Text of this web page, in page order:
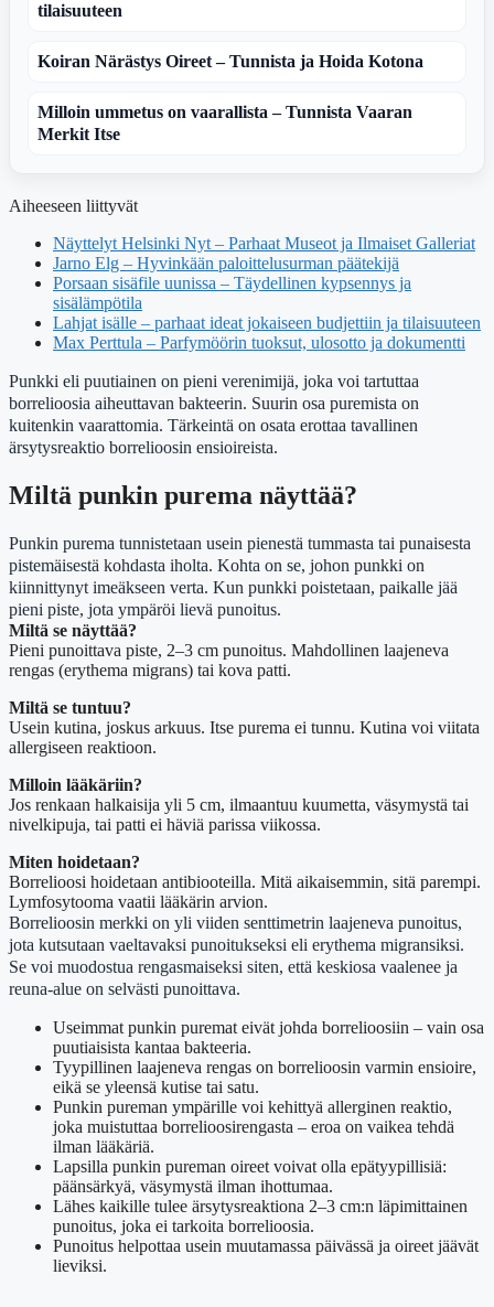
tilaisuuteen
Koiran Närästys Oireet – Tunnista ja Hoida Kotona
Milloin ummetus on vaarallista – Tunnista Vaaran
Merkit Itse
Aiheeseen liittyvät
Näyttelyt Helsinki Nyt – Parhaat Museot ja Ilmaiset Galleriat
Jarno Elg – Hyvinkään paloittelusurman päätekijä
Porsaan sisäfile uunissa – Täydellinen kypsennys ja
sisälämpötila
Lahjat isälle – parhaat ideat jokaiseen budjettiin ja tilaisuuteen
Max Perttula – Parfymöörin tuoksut, ulosotto ja dokumentti
Punkki eli puutiainen on pieni verenimijä, joka voi tartuttaa
borrelioosia aiheuttavan bakteerin. Suurin osa puremista on
kuitenkin vaarattomia. Tärkeintä on osata erottaa tavallinen
ärsytysreaktio borrelioosin ensioireista.
Miltä punkin purema näyttää?
Punkin purema tunnistetaan usein pienestä tummasta tai punaisesta
pistemäisestä kohdasta iholta. Kohta on se, johon punkki on
kiinnittynyt imeäkseen verta. Kun punkki poistetaan, paikalle jää
pieni piste, jota ympäröi lievä punoitus.
Miltä se näyttää?
Pieni punoittava piste, 2–3 cm punoitus. Mahdollinen laajeneva
rengas (erythema migrans) tai kova patti.
Miltä se tuntuu?
Usein kutina, joskus arkuus. Itse purema ei tunnu. Kutina voi viitata
allergiseen reaktioon.
Milloin lääkäriin?
Jos renkaan halkaisija yli 5 cm, ilmaantuu kuumetta, väsymystä tai
nivelkipuja, tai patti ei häviä parissa viikossa.
Miten hoidetaan?
Borrelioosi hoidetaan antibiooteilla. Mitä aikaisemmin, sitä parempi.
Lymfosytooma vaatii lääkärin arvion.
Borrelioosin merkki on yli viiden senttimetrin laajeneva punoitus,
jota kutsutaan vaeltavaksi punoitukseksi eli erythema migransiksi.
Se voi muodostua rengasmaiseksi siten, että keskiosa vaalenee ja
reuna-alue on selvästi punoittava.
Useimmat punkin puremat eivät johda borrelioosiin – vain osa
puutiaisista kantaa bakteeria.
Tyypillinen laajeneva rengas on borrelioosin varmin ensioire,
eikä se yleensä kutise tai satu.
Punkin pureman ympärille voi kehittyä allerginen reaktio,
joka muistuttaa borrelioosirengasta – eroa on vaikea tehdä
ilman lääkäriä.
Lapsilla punkin pureman oireet voivat olla epätyypillisiä:
päänsärkyä, väsymystä ilman ihottumaa.
Lähes kaikille tulee ärsytysreaktiona 2–3 cm:n läpimittainen
punoitus, joka ei tarkoita borrelioosia.
Punoitus helpottaa usein muutamassa päivässä ja oireet jäävät
lieviksi.